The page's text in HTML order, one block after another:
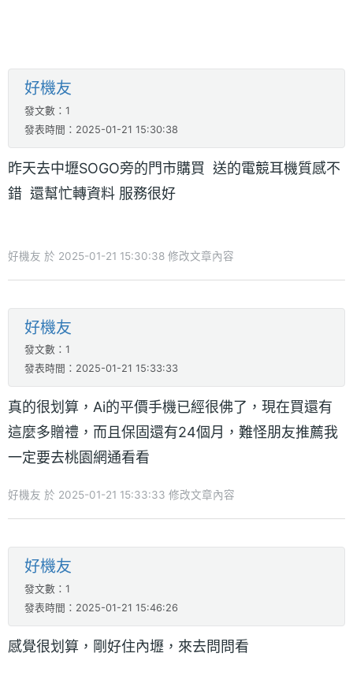
好機友
發文數：1
發表時間：2025-01-21 15:30:38
昨天去中壢SOGO旁的門市購買 送的電競耳機質感不
錯 還幫忙轉資料 服務很好
好機友 於 2025-01-21 15:30:38 修改文章內容
好機友
發文數：1
發表時間：2025-01-21 15:33:33
真的很划算，Ai的平價手機已經很佛了，現在買還有
這麼多贈禮，而且保固還有24個月，難怪朋友推薦我
一定要去桃園網通看看
好機友 於 2025-01-21 15:33:33 修改文章內容
好機友
發文數：1
發表時間：2025-01-21 15:46:26
感覺很划算，剛好住內壢，來去問問看